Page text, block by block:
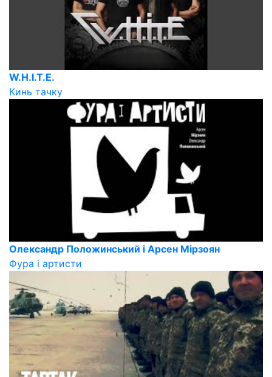
W.H.I.T.E.
Кинь тачку
Олександр Положинський і Арсен Мірзоян
Фура і артисти